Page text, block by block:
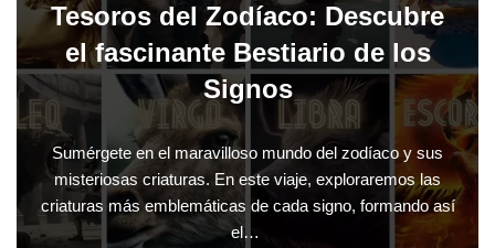
Tesoros del Zodíaco: Descubre
el fascinante Bestiario de los
Signos
Sumérgete en el maravilloso mundo del zodíaco y sus
misteriosas criaturas. En este viaje, exploraremos las
criaturas más emblemáticas de cada signo, formando así
el…